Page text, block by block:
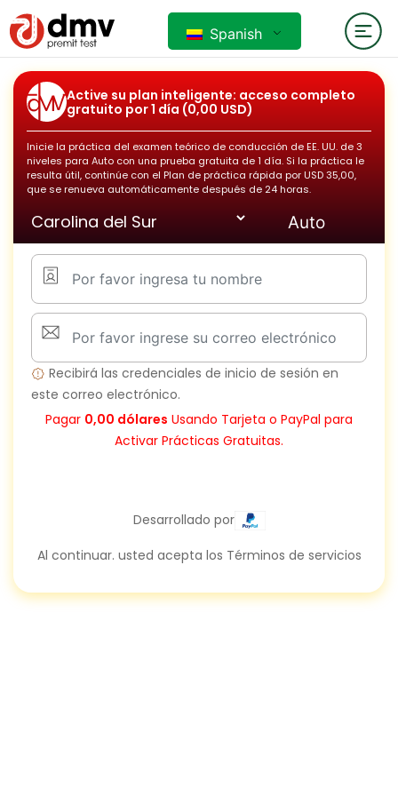
Spanish
Active su plan inteligente: acceso completo
gratuito por 1 día (0,00 USD)
Inicie la práctica del examen teórico de conducción de EE. UU. de 3
niveles para Auto con una prueba gratuita de 1 día. Si la práctica le
resulta útil, continúe con el Plan de práctica rápida por USD 35,00,
que se renueva automáticamente después de 24 horas.
Recibirá las credenciales de inicio de sesión en
este correo electrónico.
Pagar 0,00 dólares Usando Tarjeta o PayPal para
Activar Prácticas Gratuitas.
Desarrollado por
Al continuar. usted acepta los Términos de servicios